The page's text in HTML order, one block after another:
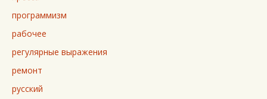
программизм
рабочее
регулярные выражения
ремонт
русский